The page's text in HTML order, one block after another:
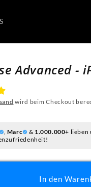
Advanced -
wird beim Checkout
, Marc & 1.000.000+ lieben
In den